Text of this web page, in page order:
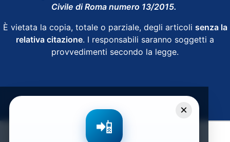
Civile di Roma numero 13/2015.
È vietata la copia, totale o parziale, degli articoli senza la
relativa citazione. I responsabili saranno soggetti a
provvedimenti secondo la legge.
×
📲Condividi